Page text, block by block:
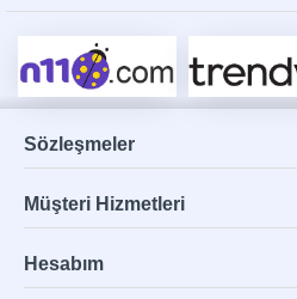
Sözleşmeler
Müşteri Hizmetleri
Hesabım